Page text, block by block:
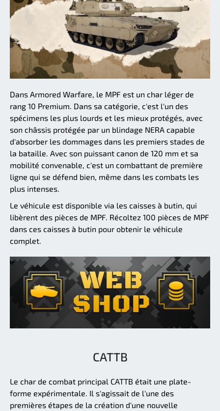
Dans Armored Warfare, le MPF est un char léger de
rang 10 Premium. Dans sa catégorie, c'est l'un des
spécimens les plus lourds et les mieux protégés, avec
son châssis protégée par un blindage NERA capable
d'absorber les dommages dans les premiers stades de
la bataille. Avec son puissant canon de 120 mm et sa
mobilité convenable, c'est un combattant de première
ligne qui se défend bien, même dans les combats les
plus intenses.
Le véhicule est disponible via les caisses à butin, qui
libèrent des pièces de MPF. Récoltez 100 pièces de MPF
dans ces caisses à butin pour obtenir le véhicule
complet.
CATTB
Le char de combat principal CATTB était une plate-
forme expérimentale. Il s'agissait de l'une des
premières étapes de la création d'une nouvelle